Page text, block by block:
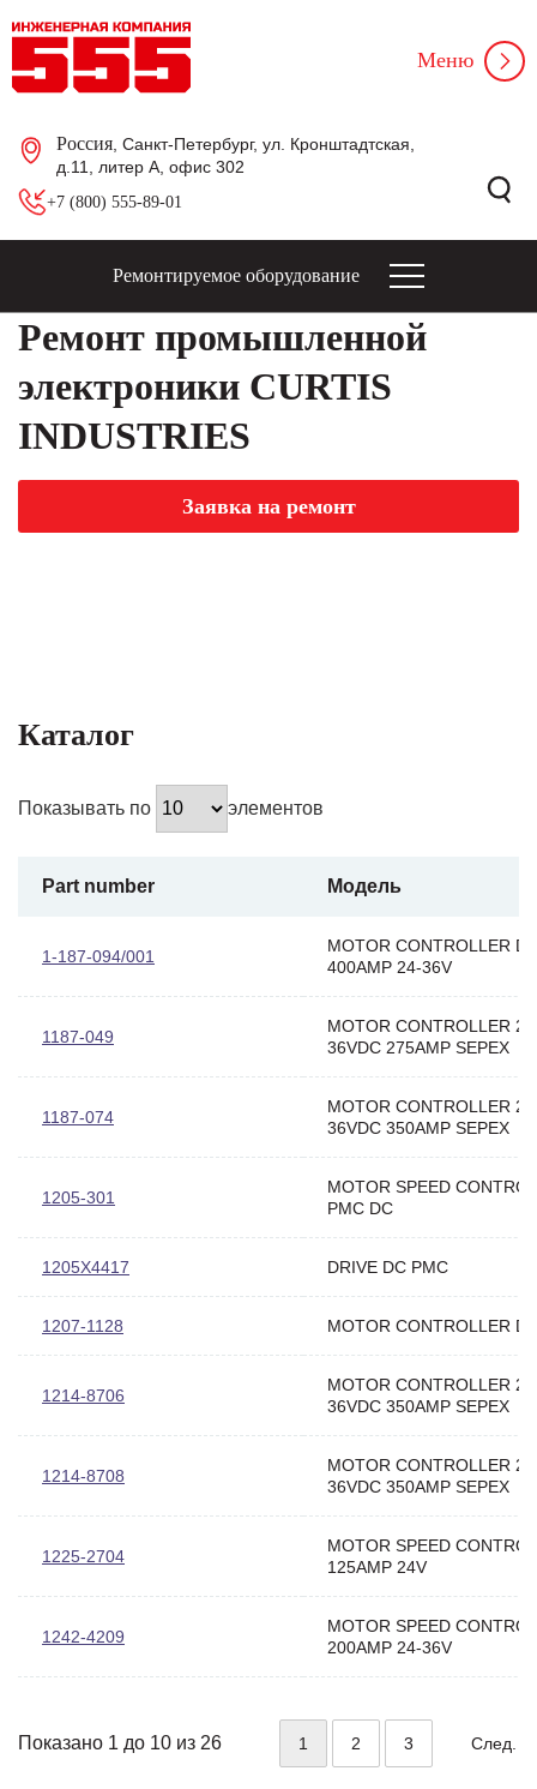
Россия , Санкт-Петербург, ул. Кронштадтская,
д.11, литер А, офис 302
+7 (800) 555-89-01
Меню
Ремонтируемое оборудование
Ремонт промышленной
электроники CURTIS
INDUSTRIES
Заявка на ремонт
Каталог
Показывать по элементов
Part number Модель
1-187-094/001
MOTOR CONTROLLER
400AMP 24-36V
1187-049
MOTOR CONTROLLER
36VDC 275AMP SEPEX
1187-074
MOTOR CONTROLLER
36VDC 350AMP SEPEX
1205-301
MOTOR SPEED
PMC DC
1205X4417 DRIVE DC PMC
1207-1128 MOTOR CONTROLLER
1214-8706
MOTOR CONTROLLER
36VDC 350AMP SEPEX
1214-8708
MOTOR CONTROLLER
36VDC 350AMP SEPEX
1225-2704
MOTOR SPEED
125AMP 24V
1242-4209
MOTOR SPEED
200AMP 24-36V
Показано 1 до 10 из 26 1 2 3 След.